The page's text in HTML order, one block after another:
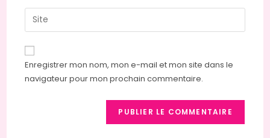
to
comment
email
address
comment
Saisir
l’URL
de
votre
site
Enregistrer mon nom, mon e-mail et mon site dans le
navigateur pour mon prochain commentaire.